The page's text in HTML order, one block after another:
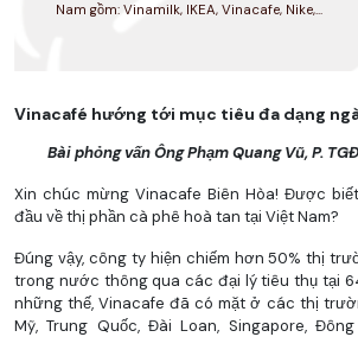
Nam gồm: Vinamilk, IKEA, Vinacafe, Nike,...
Vinacafé hướng tới mục tiêu đa dạng
Bài phỏng vấn Ông Phạm Quang Vũ, P.
Xin chúc mừng Vinacafe Biên Hòa! Được
đầu về thị phần cà phê hoà tan tại Việt Nam?
Đúng vậy, công ty hiện chiếm hơn 50% thị
trong nước thông qua các đại lý tiêu thụ tại
những thế, Vinacafe đã có mặt ở các thị
Mỹ, Trung Quốc, Đài Loan, Singapore,